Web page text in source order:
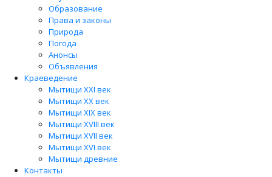
Образование
Права и законы
Природа
Погода
Анонсы
Объявления
Краеведение
Мытищи XXI век
Мытищи XX век
Мытищи XIX век
Мытищи XVIII век
Мытищи XVII век
Мытищи XVI век
Мытищи древние
Контакты